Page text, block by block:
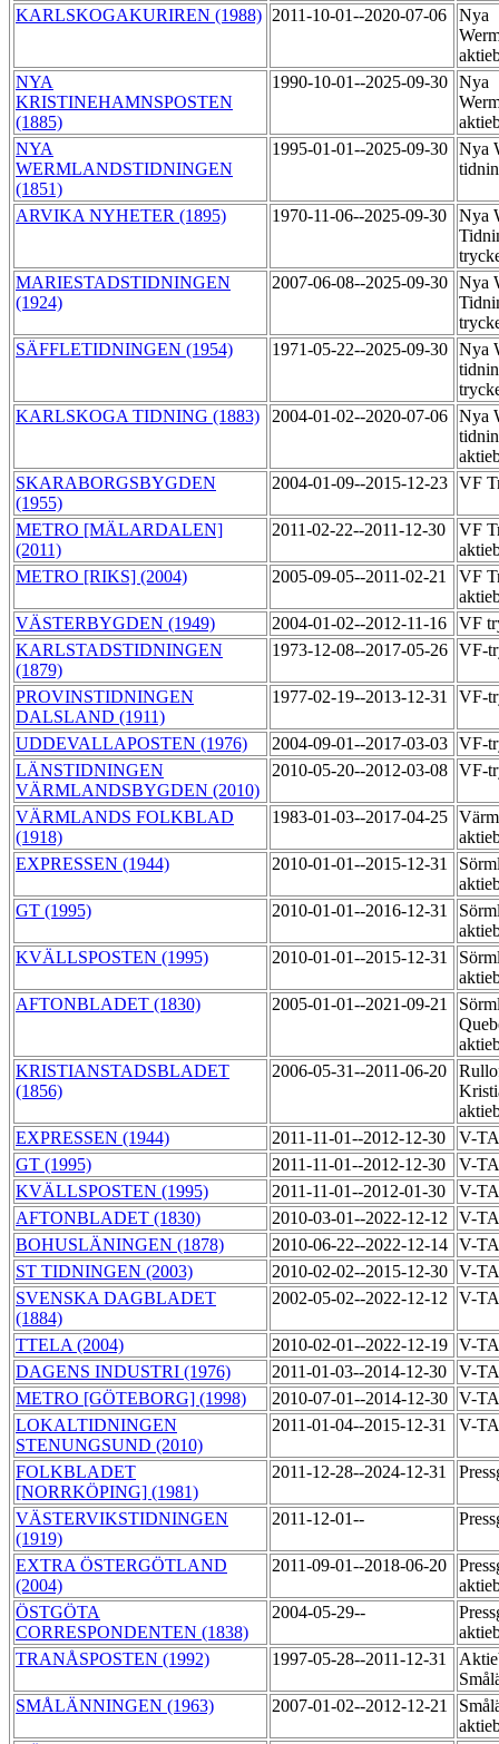
KARLSKOGAKURIREN (1988) 2011-10-01--2020-07-06
Nya
NYA
KRISTINEHAMNSPOSTEN
(1885)
1990-10-01--2025-09-30 Nya
NYA
WERMLANDSTIDNINGEN
(1851)
1995-01-01--2025-09-30 Nya
ARVIKA NYHETER (1895) 1970-11-06--2025-09-30
Nya
MARIESTADSTIDNINGEN
(1924)
2007-06-08--2025-09-30 Nya
SÄFFLETIDNINGEN (1954)
1971-05-22--2025-09-30 Nya
KARLSKOGA TIDNING (1883)
2004-01-02--2020-07-06 Nya
SKARABORGSBYGDEN
(1955)
2004-01-09--2015-12-23 VF
METRO [MÄLARDALEN]
(2011)
2011-02-22--2011-12-30
VF
METRO [RIKS] (2004)
2005-09-05--2011-02-21
VF
VÄSTERBYGDEN (1949)
2004-01-02--2012-11-16
VF
KARLSTADSTIDNINGEN
(1879)
1973-12-08--2017-05-26 VF-
PROVINSTIDNINGEN
DALSLAND (1911)
1977-02-19--2013-12-31 VF-
UDDEVALLAPOSTEN (1976) 2004-09-01--2017-03-03 VF-
LÄNSTIDNINGEN
VÄRMLANDSBYGDEN (2010)
2010-05-20--2012-03-08 VF-
VÄRMLANDS FOLKBLAD
(1918)
1983-01-03--2017-04-25
EXPRESSEN (1944)
2010-01-01--2015-12-31
GT (1995)
2010-01-01--2016-12-31
KVÄLLSPOSTEN (1995)
2010-01-01--2015-12-31
AFTONBLADET (1830)
2005-01-01--2021-09-21
KRISTIANSTADSBLADET
(1856)
2006-05-31--2011-06-20
EXPRESSEN (1944)
2011-11-01--2012-12-30
V-
GT (1995)
2011-11-01--2012-12-30
V-
KVÄLLSPOSTEN (1995)
2011-11-01--2012-01-30
V-
AFTONBLADET (1830)
2010-03-01--2022-12-12
V-
BOHUSLÄNINGEN (1878)
2010-06-22--2022-12-14 V-
ST TIDNINGEN (2003)
2010-02-02--2015-12-30 V-
SVENSKA DAGBLADET
(1884)
2002-05-02--2022-12-12 V-
TTELA (2004) 2010-02-01--2022-12-19 V-
DAGENS INDUSTRI (1976)
2011-01-03--2014-12-30
V-
METRO [GÖTEBORG] (1998)
2010-07-01--2014-12-30 V-
LOKALTIDNINGEN
STENUNGSUND (2010)
2011-01-04--2015-12-31 V-
FOLKBLADET
[NORRKÖPING] (1981)
2011-12-28--2024-12-31
VÄSTERVIKSTIDNINGEN
(1919)
2011-12-01--
EXTRA ÖSTERGÖTLAND
(2004)
2011-09-01--2018-06-20
ÖSTGÖTA
CORRESPONDENTEN (1838)
2004-05-29--
TRANÅSPOSTEN (1992)
1997-05-28--2011-12-31
SMÅLÄNNINGEN (1963)
2007-01-02--2012-12-21